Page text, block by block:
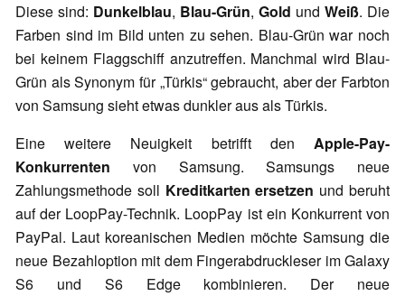
Diese sind: Dunkelblau, Blau-Grün, Gold und Weiß. Die
Farben sind im Bild unten zu sehen. Blau-Grün war noch
bei keinem Flaggschiff anzutreffen. Manchmal wird Blau-
Grün als Synonym für „Türkis“ gebraucht, aber der Farbton
von Samsung sieht etwas dunkler aus als Türkis.
Eine weitere Neuigkeit betrifft den Apple-Pay-
Konkurrenten von Samsung. Samsungs neue
Zahlungsmethode soll Kreditkarten ersetzen und beruht
auf der LoopPay-Technik. LoopPay ist ein Konkurrent von
PayPal. Laut koreanischen Medien möchte Samsung die
neue Bezahloption mit dem Fingerabdruckleser im Galaxy
S6 und S6 Edge kombinieren. Der neue